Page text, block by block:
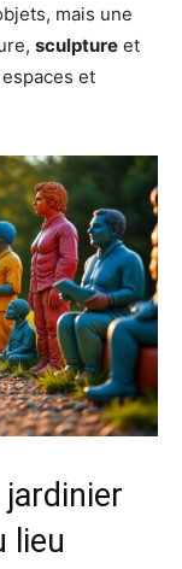
mais une
sculpture et
et
lieu